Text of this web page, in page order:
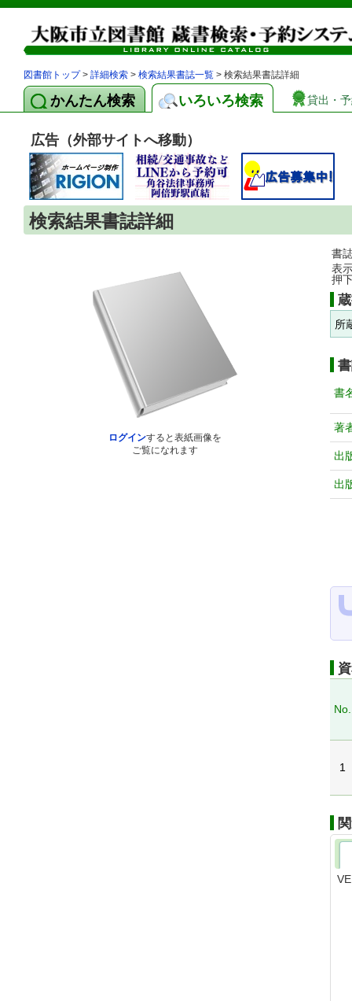
図書館トップ> 詳細検索 > 検索結果書誌一覧 > 検索結果書誌詳細
かんたん検索 いろいろ検索 貸出・
広告（外部サイトへ移動）
検索結果書誌詳細
ログインすると表紙画像を
ご覧になれます
書
表
押
所
書
著
出
出
No.
1